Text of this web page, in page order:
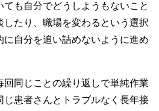
も自分でどうしようもないこと
したり、職場を変わるという選択
に自分を追い詰めないように進め
同じことの繰り返しで単純作業
じ患者さんとトラブルなく長年接